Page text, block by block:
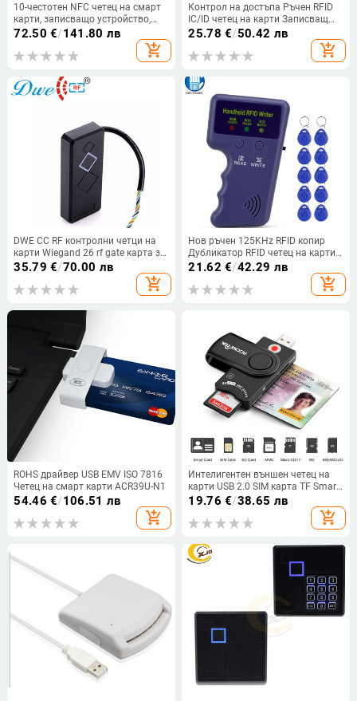
10-честотен NFC четец на смарт
карти, записващо устройство,
дубликатор, 125K 13,56MHz RFID
копир, USB Fob, програматор,
копиращ шифрован репликатор
72.50 €/141.80 лв
add_shopping_cart
Контрол на достъпа Ръчен RFID
IC/ID четец на карти Записващ
копир Дубликатор 125Khz
13.56MHZ Дубликатор на карти
за контрол на достъпа
25.78 €/50.42 лв
add_shopping_cart
DWE CC RF контролни четци на
карти Wiegand 26 rf gate карта за
контрол на достъпа RFID четец
35.79 €/70.00 лв
add_shopping_cart
Нов ръчен 125KHz RFID копир
Дубликатор RFID четец на карти
Писач EM Card Cloner
Програматор Презаписваем
EM4305/T5577 Ключодържатели
21.62 €/42.29 лв
add_shopping_cart
ROHS драйвер USB EMV ISO 7816
Четец на смарт карти ACR39U-N1
54.46 €/106.51 лв
add_shopping_cart
Интелигентен външен четец на
карти USB 2.0 SIM карта TF Smart
Memory Card Reader Adapter Flash
Drive Cardreader Adapter for
Computer
19.76 €/38.65 лв
add_shopping_cart